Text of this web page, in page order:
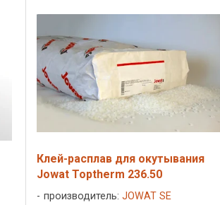
Клей-расплав для окутывания
Jowat Toptherm 236.50
производитель:JOWAT SE